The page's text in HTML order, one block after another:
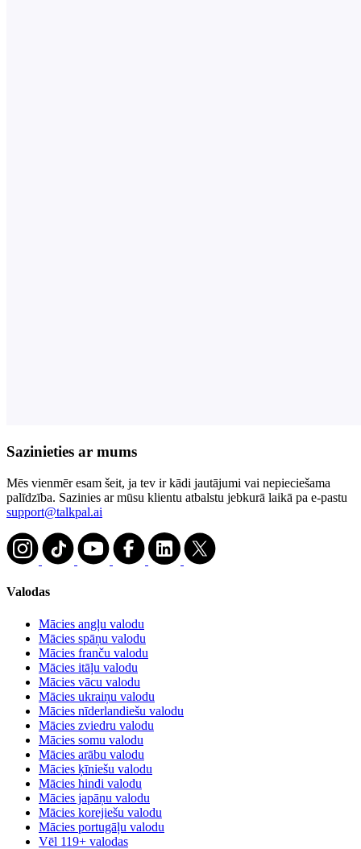
Sazinieties ar mums
Mēs vienmēr esam šeit, ja tev ir kādi jautājumi vai nepieciešama
palīdzība. Sazinies ar mūsu klientu atbalstu jebkurā laikā pa e-pastu
support@talkpal.ai
Valodas
Mācies angļu valodu
Mācies spāņu valodu
Mācies franču valodu
Mācies itāļu valodu
Mācies vācu valodu
Mācies ukraiņu valodu
Mācies nīderlandiešu valodu
Mācies zviedru valodu
Mācies somu valodu
Mācies arābu valodu
Mācies ķīniešu valodu
Mācies hindi valodu
Mācies japāņu valodu
Mācies korejiešu valodu
Mācies portugāļu valodu
Vēl 119+ valodas